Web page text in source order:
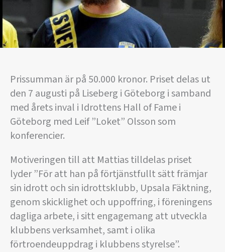
Prissumman är på 50.000 kronor. Priset delas ut
den 7 augusti på Liseberg i Göteborg i samband
med årets inval i Idrottens Hall of Fame i
Göteborg med Leif ”Loket” Olsson som
konferencier.
Motiveringen till att Mattias tilldelas priset
lyder ”För att han på förtjänstfullt sätt främjar
sin idrott och sin idrottsklubb, Upsala Fäktning,
genom skicklighet och uppoffring, i föreningens
dagliga arbete, i sitt engagemang att utveckla
klubbens verksamhet, samt i olika
förtroendeuppdrag i klubbens styrelse”.